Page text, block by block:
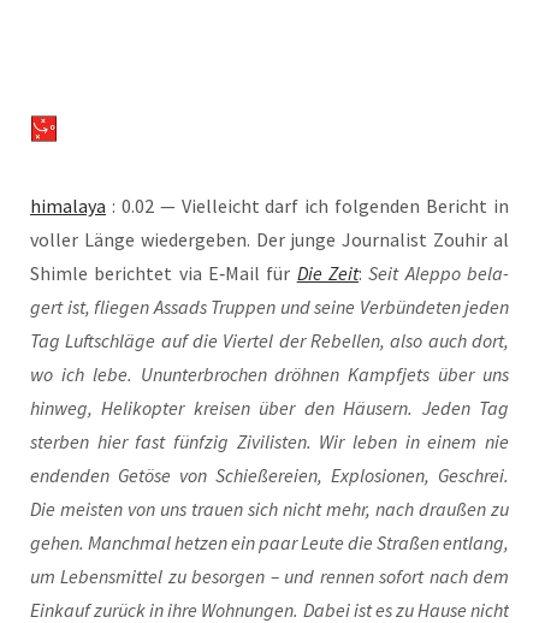
hima­la­ya : 0.02 — Viel­leicht darf ich fol­gen­den Bericht in
vol­ler Län­ge wie­der­ge­ben. Der jun­ge Jour­na­list Zou­hir al
Shim­le berich­tet via E‑Mail für Die Zeit:Seit Alep­po bela­
gert ist, flie­gen Assads Trup­pen und sei­ne Ver­bün­de­ten jeden
Tag Luft­schlä­ge auf die Vier­tel der Rebel­len, also auch dort,
wo ich lebe. Unun­ter­bro­chen dröh­nen Kampf­jets über uns
hin­weg, Heli­ko­pter krei­sen über den Häu­sern. Jeden Tag
ster­ben hier fast fünf­zig Zivi­lis­ten. Wir leben in einem nie
enden­den Getö­se von Schie­ße­rei­en, Explo­sio­nen, Geschrei.
Die meis­ten von uns trau­en sich nicht mehr, nach drau­ßen zu
gehen. Manch­mal het­zen ein paar Leu­te die Stra­ßen ent­lang,
um Lebens­mit­tel zu besor­gen – und ren­nen sofort nach dem
Ein­kauf zurück in ihre Woh­nun­gen. Dabei ist es zu Hau­se nicht